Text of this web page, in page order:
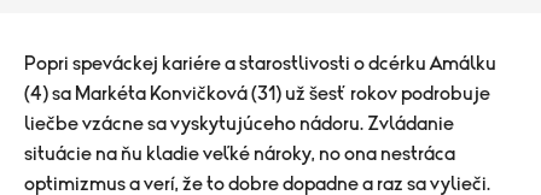
Popri speváckej kariére a starostlivosti o dcérku Amálku
(4) sa Markéta Konvičková (31) už šesť rokov podrobuje
liečbe vzácne sa vyskytujúceho nádoru. Zvládanie
situácie na ňu kladie veľké nároky, no ona nestráca
optimizmus a verí, že to dobre dopadne a raz sa vylieči.